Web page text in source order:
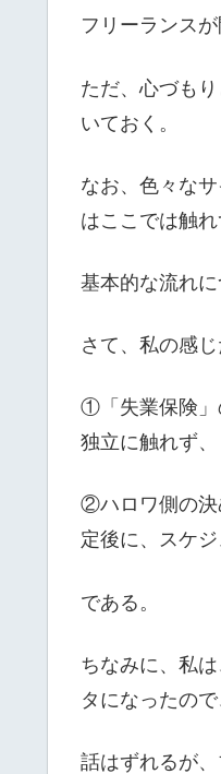
フリーランス
ただ、心づも
いておく。
なお、色々な
はここでは触
基本的な流れ
さて、私の感
①「失業保険」
独立に触れず
②ハロワ側の決
定後に、スケジ
である。
ちなみに、私
タになったので
話はずれるが